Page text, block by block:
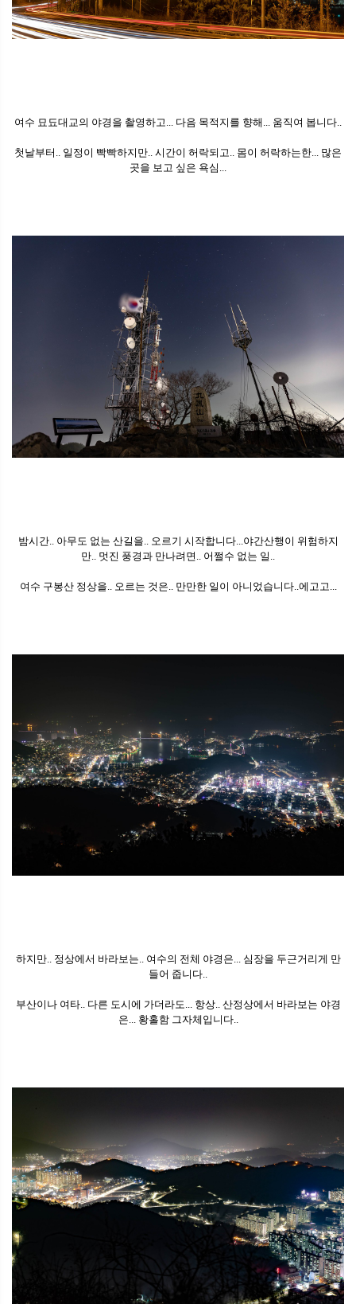
여수 묘됴대교의 야경을 촬영하고... 다음 목적지를 향해... 움직여 봅니다..
첫날부터.. 일정이 빡빡하지만.. 시간이 허락되고.. 몸이 허락하는한... 많은
곳을 보고 싶은 욕심...
밤시간.. 아무도 없는 산길을.. 오르기 시작합니다...야간산행이 위험하지
만.. 멋진 풍경과 만나려면.. 어쩔수 없는 일..
여수 구봉산 정상을.. 오르는 것은.. 만만한 일이 아니었습니다..에고고...
하지만.. 정상에서 바라보는.. 여수의 전체 야경은... 심장을 두근거리게 만
들어 줍니다..
부산이나 여타.. 다른 도시에 가더라도... 항상.. 산정상에서 바라보는 야경
은... 황홀함 그자체입니다..